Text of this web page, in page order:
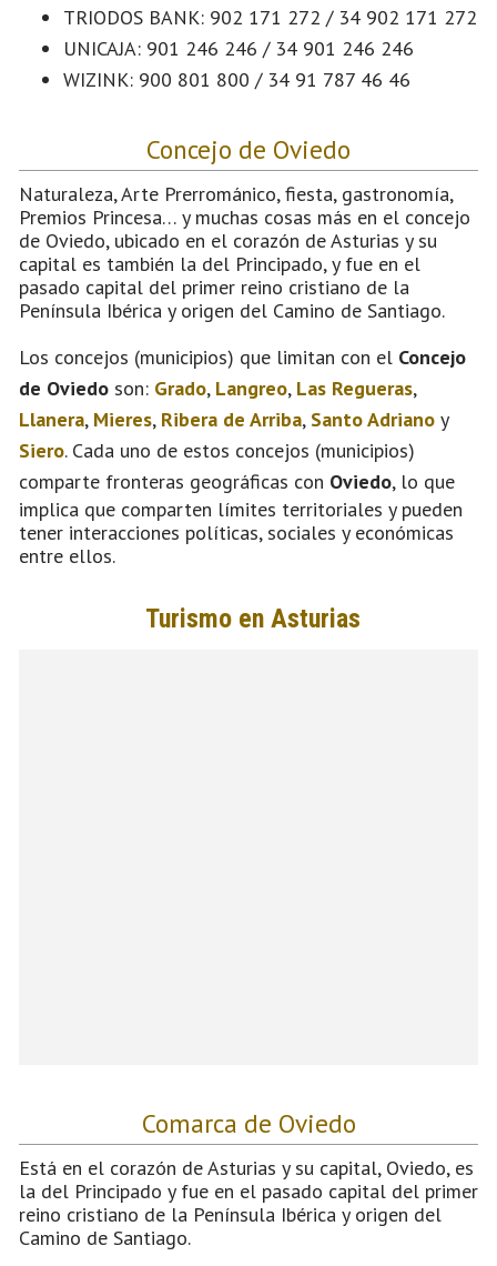
TRIODOS BANK: 902 171 272 / 34 902 171 272
UNICAJA: 901 246 246 / 34 901 246 246
WIZINK: 900 801 800 / 34 91 787 46 46
Concejo de Oviedo
Naturaleza, Arte Prerrománico, fiesta, gastronomía,
Premios Princesa… y muchas cosas más en el concejo
de Oviedo, ubicado en el corazón de Asturias y su
capital es también la del Principado, y fue en el
pasado capital del primer reino cristiano de la
Península Ibérica y origen del Camino de Santiago.
Los concejos (municipios) que limitan con el Concejo
de Oviedo son: Grado, Langreo, Las Regueras,
Llanera, Mieres, Ribera de Arriba, Santo Adriano y
Siero. Cada uno de estos concejos (municipios)
comparte fronteras geográficas con Oviedo, lo que
implica que comparten límites territoriales y pueden
tener interacciones políticas, sociales y económicas
entre ellos.
Comarca de Oviedo
Está en el corazón de Asturias y su capital, Oviedo, es
la del Principado y fue en el pasado capital del primer
reino cristiano de la Península Ibérica y origen del
Camino de Santiago.